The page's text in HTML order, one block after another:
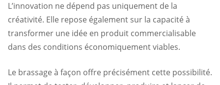
L’innovation ne dépend pas uniquement de la
créativité. Elle repose également sur la capacité à
transformer une idée en produit commercialisable
dans des conditions économiquement viables.
Le brassage à façon offre précisément cette possibilité.